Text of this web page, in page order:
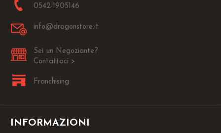
0542-1905146
info@dragonstore.it
Sei un Negoziante?
Contattaci >
Franchising
INFORMAZIONI